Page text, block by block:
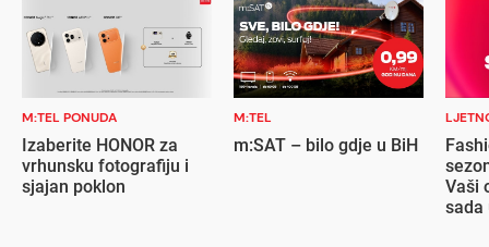
M:TEL PONUDA
Izaberite HONOR za
vrhunsku fotografiju i
sjajan poklon
M:TEL
m:SAT – bilo gdje u BiH
Vaši
sada